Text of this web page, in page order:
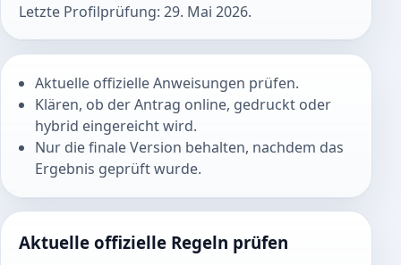
Letzte Profilprüfung: 29. Mai 2026.
Aktuelle offizielle Anweisungen prüfen.
Klären, ob der Antrag online, gedruckt oder
hybrid eingereicht wird.
Nur die finale Version behalten, nachdem das
Ergebnis geprüft wurde.
Aktuelle offizielle Regeln prüfen